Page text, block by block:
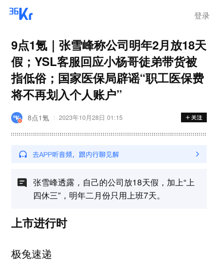
登录
9点1氪｜张雪峰称公司明年2月放18天
假；YSL客服回应小杨哥徒弟带货被
指低俗；国家医保局辟谣“职工医保费
将不再划入个人账户”
8点1氪 2023年10月28日 01:15
张雪峰透露，自己的公司放18天假，加上“上
四休三”，明年二月份只用上班7天。
上市进行时
极兔速递